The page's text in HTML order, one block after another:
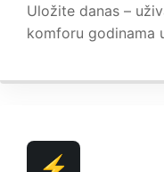
Uložite danas –
komforu godinama